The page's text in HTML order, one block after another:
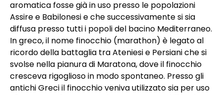
aromatica fosse già in uso presso le popolazioni
Assire e Babilonesi e che successivamente si sia
diffusa presso tutti i popoli del bacino Mediterraneo.
In greco, il nome finocchio (marathon) è legato al
ricordo della battaglia tra Ateniesi e Persiani che si
svolse nella pianura di Maratona, dove il finocchio
cresceva rigoglioso in modo spontaneo. Presso gli
antichi Greci il finocchio veniva utilizzato sia per uso